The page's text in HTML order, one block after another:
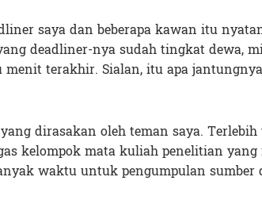
saya dan beberapa kawan itu
deadliner-nya sudah tingkat dewa,
menit terakhir. Sialan, itu apa
dirasakan oleh teman saya.
kelompok mata kuliah penelitian yang
waktu untuk pengumpulan sumber